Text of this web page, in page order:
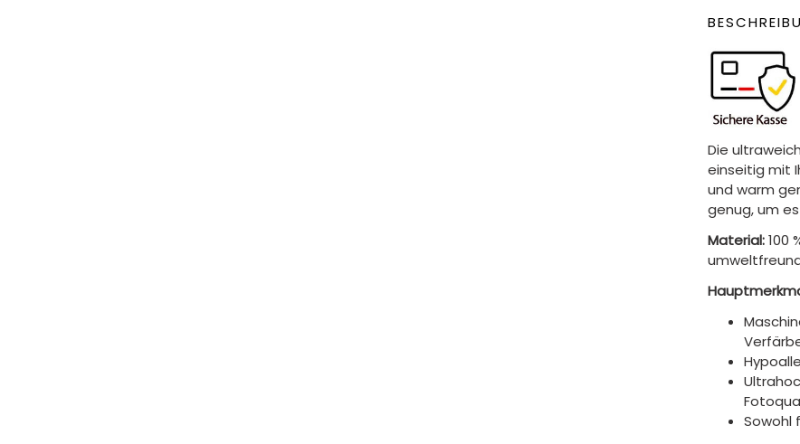
Die
einseitig mit
und warm
genug, um
Material:100
Sowohl